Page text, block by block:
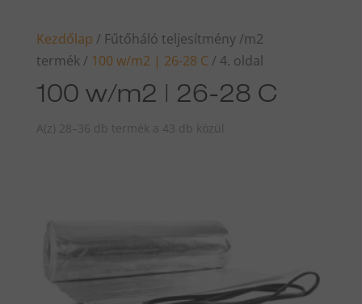
Kezdőlap / Fűtőháló teljesítmény /m2
termék / 100 w/m2 | 26-28 C / 4. oldal
100 w/m2 | 26-28 C
A(z) 28–36 db termék a 43 db közül